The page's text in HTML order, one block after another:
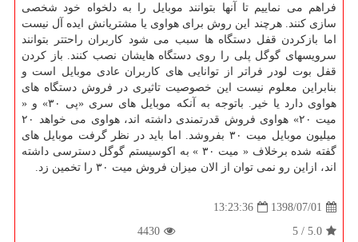
فراهم می نماییم تا آنها بتوانند موبایل را به دلخواه خود شخصی
سازی كنند. هرچند این روش برای هواوی یا مشتریانش ایده آل نیست
اما بازكردن قفل دستگاه ها سبب می شود كاربران راحتتر بتوانند
سرویسهای گوگل پلی را روی دستگاه هایشان نصب كنند. باز كردن
قفل بوت لودر فراتر از توانایی های كاربران عادی موبایل است و
بنابراین معلوم نیست این خصوصیت تاثیری در فروش دستگاه های
هواوی دارد یا خیر. باتوجه به آنكه موبایل های سری «پی ۳۰» و «
میت ۲۰» هواوی فروش قدرتمندی داشته اند، هواوی می خواهد ۲۰
میلیون موبایل میت ۳۰ بفروشد. اما باید در نظر گرفت موبایل های
گفته شده برخلاف « میت ۳۰ » به اكوسیستم گوگل دسترسی داشته
اند، ازاین رو نمی توان از الان میزان فروش میت ۳۰ را تخمین زد.
1398/07/01
13:23:36
5.0
/
5
4430